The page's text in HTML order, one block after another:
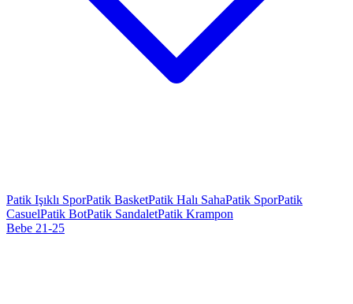
Patik Işıklı SporPatik BasketPatik Halı SahaPatik SporPatik
CasuelPatik BotPatik SandaletPatik Krampon
Bebe 21-25